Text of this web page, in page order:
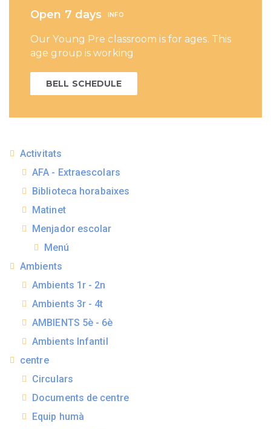
Open 7 days INFO
Our Young Pre classroom is for ages. This
age group is working
BELL SCHEDULE
Activitats
AFA - Extraescolars
Biblioteca horabaixes
Matinet
Menjador escolar
Menú
Ambients
Ambients 1r - 2n
Ambients 3r - 4t
AMBIENTS 5è - 6è
Ambients Infantil
centre
Circulars
Documents de centre
Equip humà